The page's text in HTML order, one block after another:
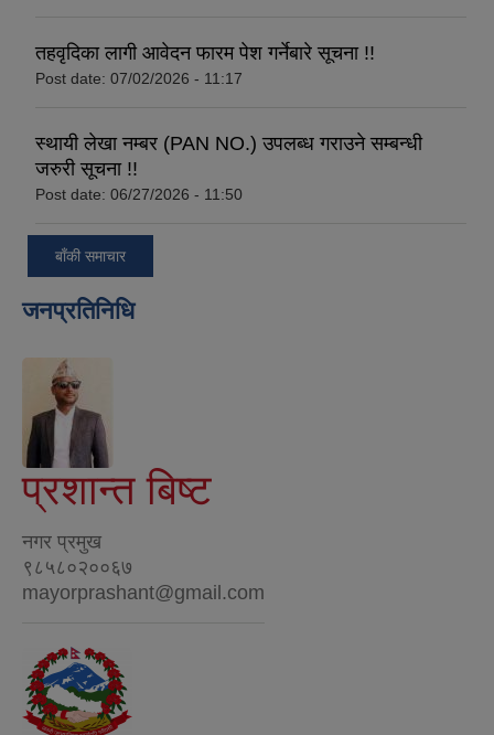
तहवृदिका लागी आवेदन फारम पेश गर्नेबारे सूचना !!
Post date: 07/02/2026 - 11:17
स्थायी लेखा नम्बर (PAN NO.) उपलब्ध गराउने सम्बन्धी
जरुरी सूचना !!
Post date: 06/27/2026 - 11:50
बाँकी समाचार
जनप्रतिनिधि
प्रशान्त बिष्ट
नगर प्रमुख
९८५८०२००६७
mayorprashant@gmail.com